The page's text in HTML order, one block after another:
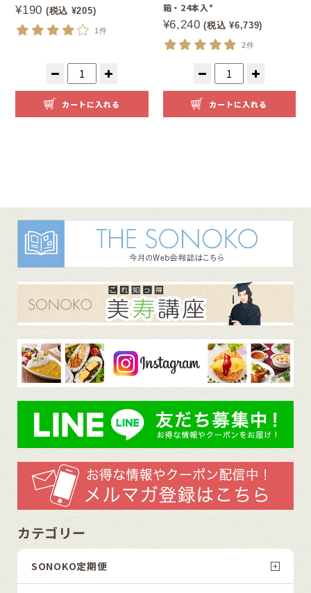
¥190 (税込 ¥205)
1件
カートに入れる
箱・24本入*
¥6,240 (税込 ¥6,739)
2件
カートに入れる
カテゴリー
SONOKO定期便